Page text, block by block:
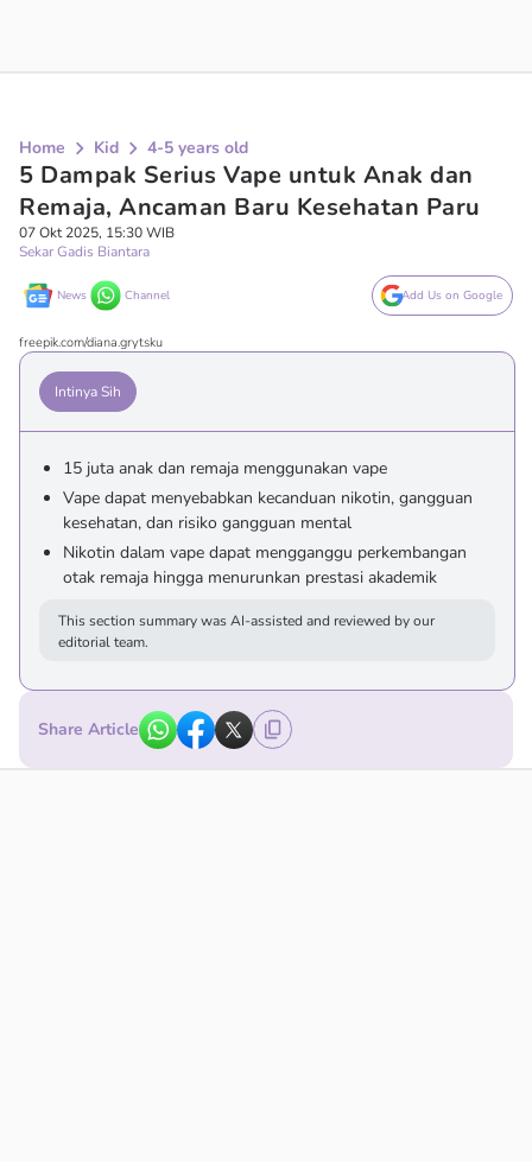
Home Kid 4-5 years old
5 Dampak Serius Vape untuk Anak dan
Remaja, Ancaman Baru Kesehatan Paru
07 Okt 2025, 15:30 WIB
Sekar Gadis Biantara
News Channel Add Us on Google
freepik.com/diana.grytsku
Intinya Sih
15 juta anak dan remaja menggunakan vape
Vape dapat menyebabkan kecanduan nikotin, gangguan
kesehatan, dan risiko gangguan mental
Nikotin dalam vape dapat mengganggu perkembangan
otak remaja hingga menurunkan prestasi akademik
This section summary was AI-assisted and reviewed by our
editorial team.
Share Article